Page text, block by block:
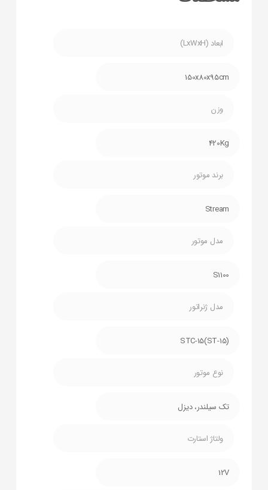
ابعاد (LxWxH)
150x80x95cm
وزن
420Kg
برند موتور
Stream
مدل موتور
S1100
مدل ژنراتور
STC-15(ST-15)
نوع موتور
تک سیلندر، دیزل
ولتاژ استارت
12V